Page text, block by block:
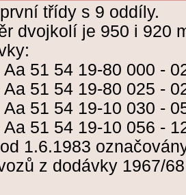
třídy s 9 oddíly.
dvojkolí je 950 i 920
Aa 51 54 19-80 000 -
Aa 51 54 19-80 025 -
Aa 51 54 19-10 030 -
Aa 51 54 19-10 056 -
1.6.1983
z dodávky 1967/